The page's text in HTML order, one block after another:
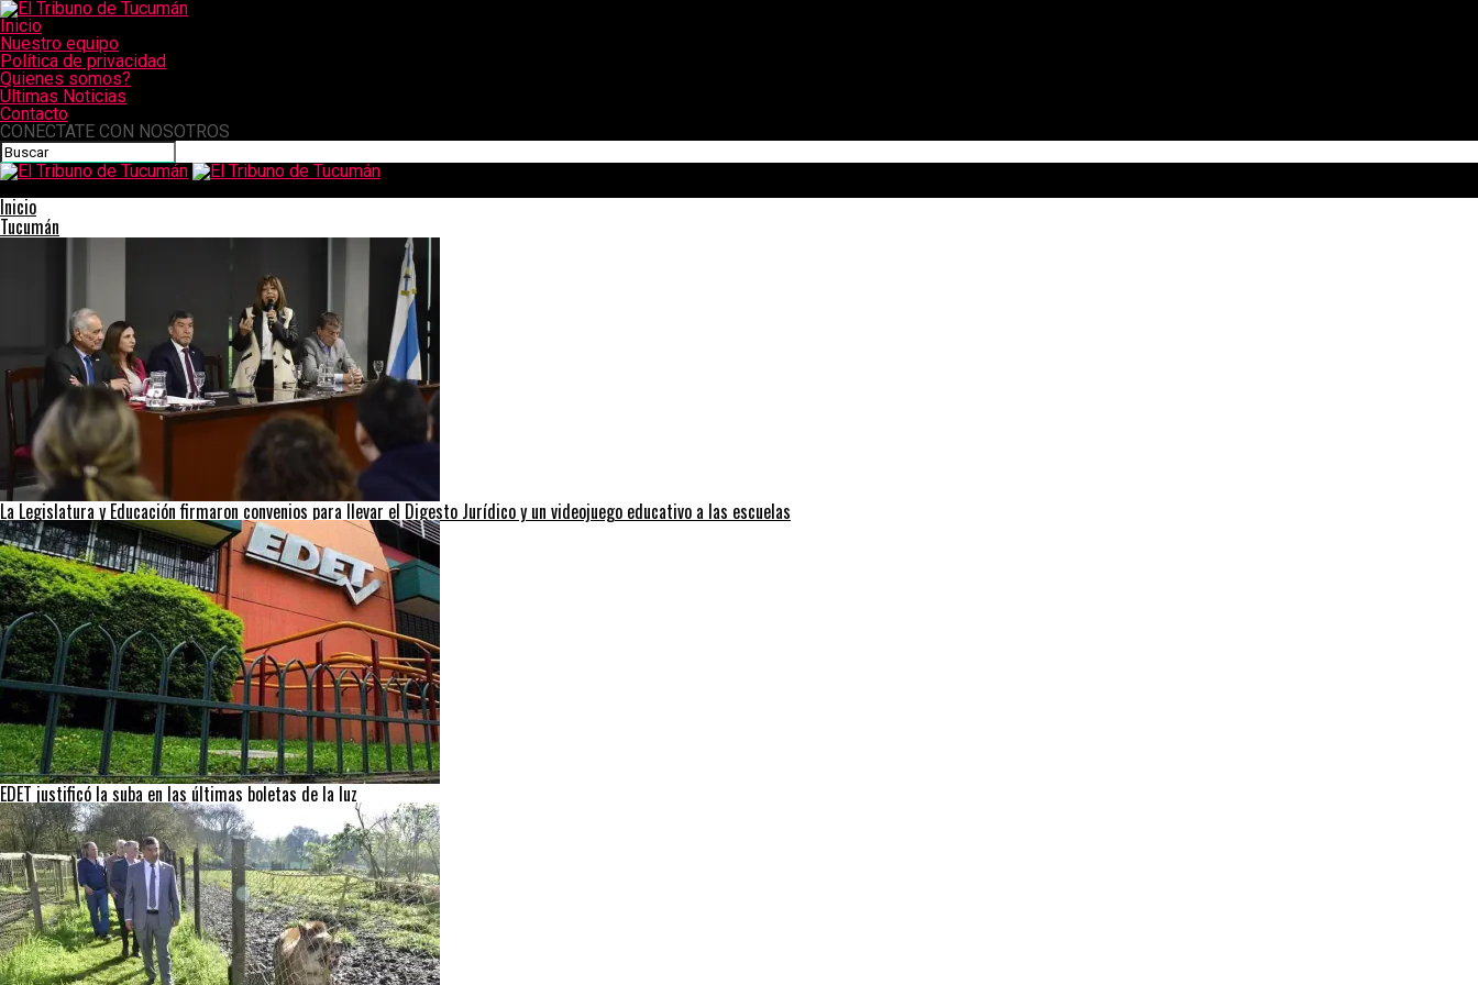
Inicio
Nuestro equipo
Política de privacidad
Quienes somos?
Últimas Noticias
Contacto
CONECTATE CON NOSOTROS
Inicio
Tucumán
La Legislatura y Educación firmaron convenios para llevar el Digesto Jurídico y un videojuego educativo a las escuelas
EDET justificó la suba en las últimas boletas de la luz